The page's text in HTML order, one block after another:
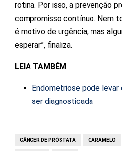
rotina. Por isso, a prevenção
compromisso contínuo. Nem
é motivo de urgência, mas
esperar”, finaliza.
LEIA TAMBÉM
Endometriose pode
ser diagnosticada
CÂNCER DE PRÓSTATA CARAMELO